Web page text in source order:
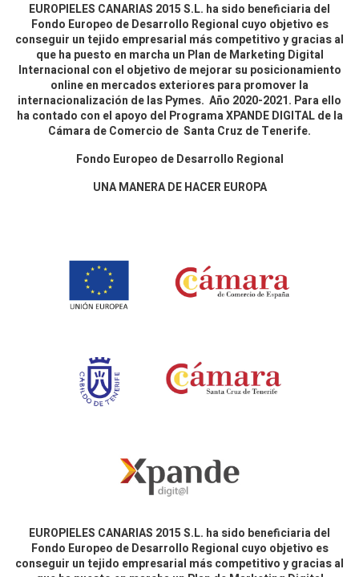
EUROPIELES CANARIAS 2015 S.L. ha sido beneficiaria del
Fondo Europeo de Desarrollo Regional cuyo objetivo es
conseguir un tejido empresarial más competitivo y gracias al
que ha puesto en marcha un Plan de Marketing Digital
Internacional con el objetivo de mejorar su posicionamiento
online en mercados exteriores para promover la
internacionalización de las Pymes. Año 2020-2021. Para ello
ha contado con el apoyo del Programa XPANDE DIGITAL de la
Cámara de Comercio de Santa Cruz de Tenerife.
Fondo Europeo de Desarrollo Regional
UNA MANERA DE HACER EUROPA
EUROPIELES CANARIAS 2015 S.L. ha sido beneficiaria del
Fondo Europeo de Desarrollo Regional cuyo objetivo es
conseguir un tejido empresarial más competitivo y gracias al